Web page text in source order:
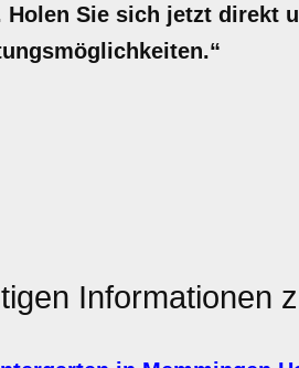
Holen Sie sich jetzt direkt
Informationen